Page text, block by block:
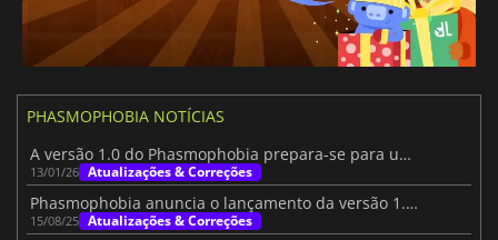
PHASMOPHOBIA NOTÍCIAS
A versão 1.0 do Phasmophobia prepara-se para um 2026 em grande escala
13/01/26 Atualizações & Correções
Phasmophobia anuncia o lançamento da versão 1.0 para 2026
15/08/25 Atualizações & Correções